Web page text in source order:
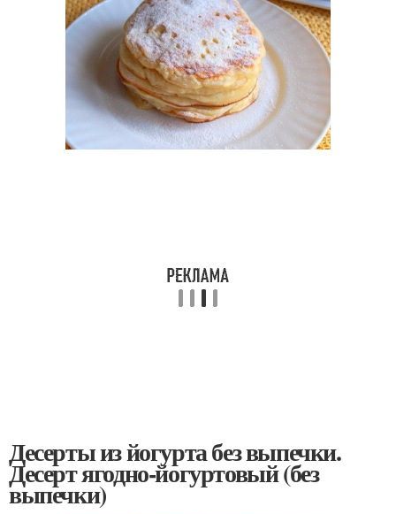
Десерты из йогурта без выпечки.
Десерт ягодно-йогуртовый (без
выпечки)